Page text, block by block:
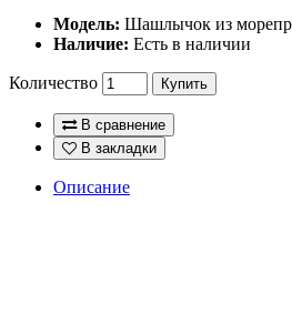
Модель: Шашлычок из
Наличие: Есть в наличии
Количество Купить
В сравнение
В закладки
Описание